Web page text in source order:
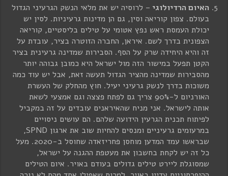
האיום הרדיולוגי – לרוסיה יש את מלאי הנשק הגרעיני הגדול
בעולם. צפון קוריאה וסין, גם הן מדינות גרעיניות. לסין יש
יכולת העמסת ראש נפץ אטומי על טילים בליסטיים, קוריאה
הצפונית בדרך לשם. איראן, החברה הזוטרה בציר, עובדת על
זה והיא היחידה שרק על הסף. הסבירות שמדינה גרעינית בציר
הקטן תפעל במישור הזה מול ישראל היא כמובן גבוהה יותר
מהסבירות שמדינה מהציר הגדול תעשה זאת, אבל יש עוד כמה
משוכות בדרך לנשק גרעיני יעיל. חוץ מהחלק של העשרת
האורניום ל-90% צריך גם לפתח פצצה וגם אמצעי לשאת
אותה לישראל. אני מניח שהאיראנים עובדים על זה במקביל
לפיתוח תכנית הגרעין הידועה שלהם. הם עושים ניסויים
במרעומים גרעיניים ומנסים להחיות שוב את ארגון SPND,
שבראשו עמד המדען מוחסן פחריזאדה שחוסל ב-2020. מעל
כל זה יש לקחת בחשבון את מעטפת ההגנה על ישראל,
שמסוגלת ליירט טילים גדולים בעודם באויר. איום הטילים